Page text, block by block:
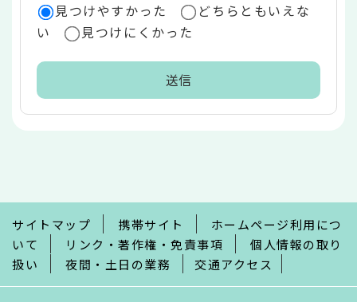
見つけやすかった
どちらともいえな
い
見つけにくかった
で
サイトマップ 携帯サイト
ホームページ利用につ
いて
リンク・著作権・免責事項
個人情報の取り
扱い
夜間・土日の業務 交通アクセス